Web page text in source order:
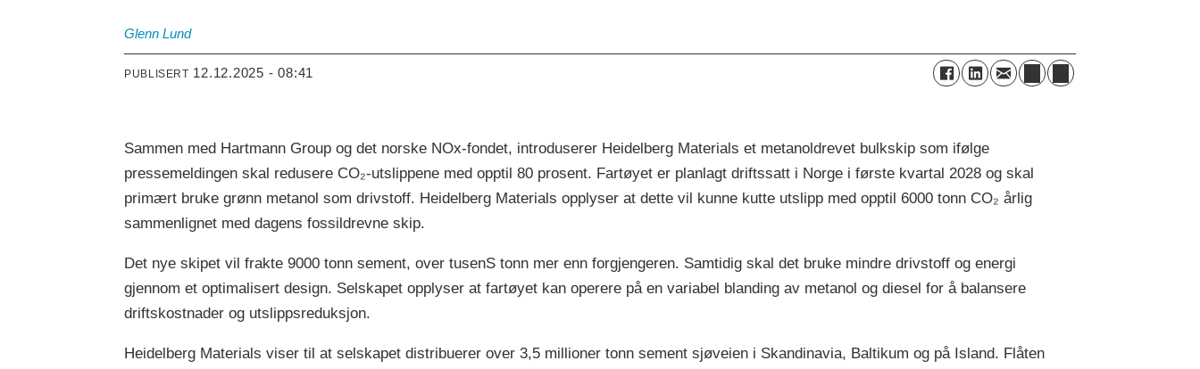
Glenn Lund
PUBLISERT 12.12.2025 - 08:41
Sammen med Hartmann Group og det norske NOx-fondet, introduserer Heidelberg Materials et metanoldrevet bulkskip som ifølge
pressemeldingen skal redusere CO₂-utslippene med opptil 80 prosent. Fartøyet er planlagt driftssatt i Norge i første kvartal 2028 og skal
primært bruke grønn metanol som drivstoff. Heidelberg Materials opplyser at dette vil kunne kutte utslipp med opptil 6000 tonn CO₂ årlig
sammenlignet med dagens fossildrevne skip.
Det nye skipet vil frakte 9000 tonn sement, over tusenS tonn mer enn forgjengeren. Samtidig skal det bruke mindre drivstoff og energi
gjennom et optimalisert design. Selskapet opplyser at fartøyet kan operere på en variabel blanding av metanol og diesel for å balansere
driftskostnader og utslippsreduksjon.
Heidelberg Materials viser til at selskapet distribuerer over 3,5 millioner tonn sement sjøveien i Skandinavia, Baltikum og på Island. Flåten